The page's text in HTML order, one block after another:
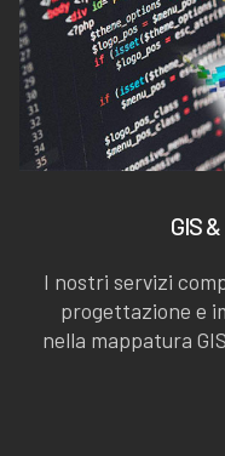
GIS
I nostri servizi
progettazione e
nella mappatura